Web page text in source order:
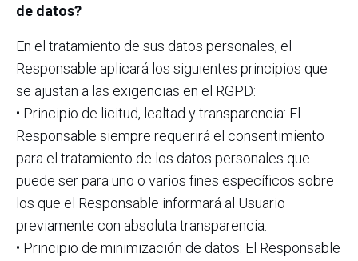
de datos?
En el tratamiento de sus datos personales, el
Responsable aplicará los siguientes principios que
se ajustan a las exigencias en el RGPD:
• Principio de licitud, lealtad y transparencia: El
Responsable siempre requerirá el consentimiento
para el tratamiento de los datos personales que
puede ser para uno o varios fines específicos sobre
los que el Responsable informará al Usuario
previamente con absoluta transparencia.
• Principio de minimización de datos: El Responsable